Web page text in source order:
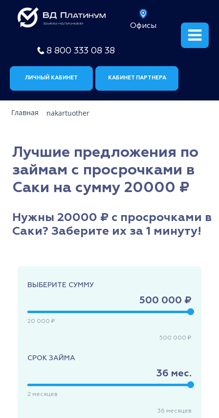
Офисы
8 800 333 08 38
ЛИЧНЫЙ КАБИНЕТ КАБИНЕТ ПАРТНЕРА
Главная nakartuother
Лучшие предложения по
займам с просрочками в
Саки на сумму 20000 ₽
Нужны 20000 ₽ с просрочками в
Саки? Заберите их за 1 минуту!
ВЫБЕРИТЕ СУММУ
500 000 ₽
20 000 ₽
500 000 ₽
СРОК ЗАЙМА
36 мес.
2 месяцев
36 месяцев